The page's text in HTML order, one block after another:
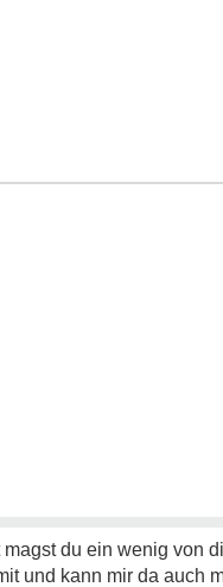
du ein wenig von
und kann mir da auch